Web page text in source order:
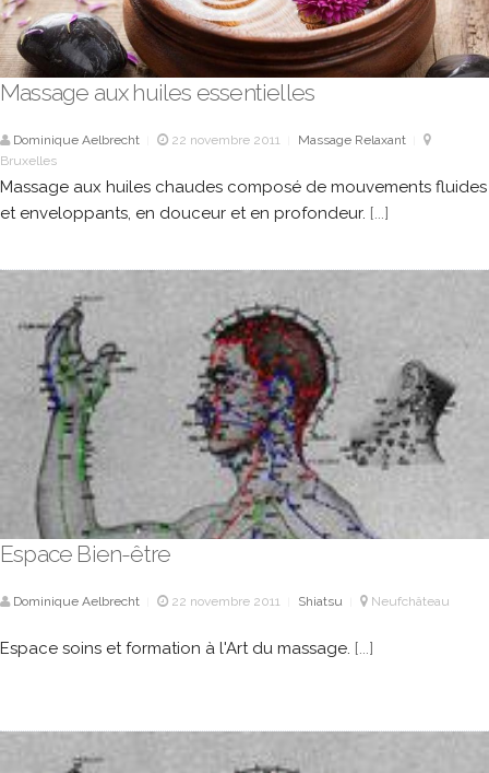
Massage aux huiles essentielles
Dominique Aelbrecht 22 novembre 2011 Massage Relaxant
Bruxelles
Massage aux huiles chaudes composé de mouvements fluides
et enveloppants, en douceur et en profondeur. [...]
Espace Bien-être
Dominique Aelbrecht 22 novembre 2011 Shiatsu Neufchâteau
Espace soins et formation à l'Art du massage. [...]